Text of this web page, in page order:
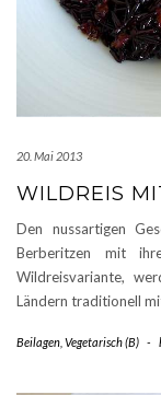
20. Mai 2013
WILDREIS
Den nussartigen
Berberitzen mit
Wildreisvariante,
Ländern traditionell
Beilagen Vegetarisch (B) -